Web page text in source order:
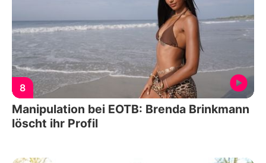
8
Manipulation bei EOTB: Brenda Brinkmann
löscht ihr Profil